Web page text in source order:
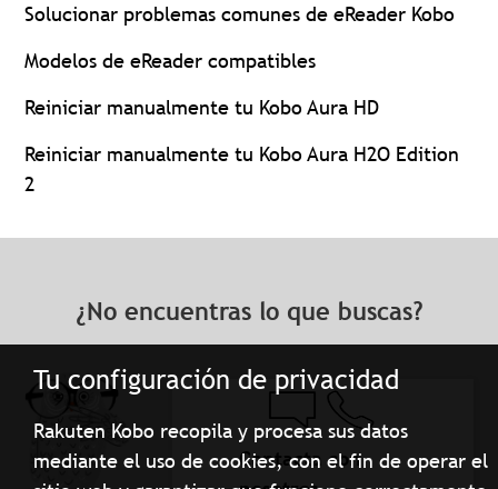
Tu configuración de privacidad
Rakuten Kobo recopila y procesa sus datos
mediante el uso de cookies, con el fin de operar el
Solucionar problemas comunes de eReader Kobo
Modelos de eReader compatibles
Reiniciar manualmente tu Kobo Aura HD
Reiniciar manualmente tu Kobo Aura H2O Edition
2
¿No encuentras lo que buscas?
Contacta con